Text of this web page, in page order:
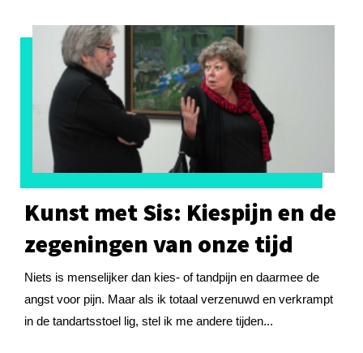
Kunst met Sis: Kiespijn en de
zegeningen van onze tijd
Niets is menselijker dan kies- of tandpijn en daarmee de
angst voor pijn. Maar als ik totaal verzenuwd en verkrampt
in de tandartsstoel lig, stel ik me andere tijden...